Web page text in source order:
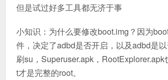
但是试过好多工具都无济于事
小知识：为什么要修改boot.img？因为
件，决定了adbd是否开启，以及adbd是
刷su，Superuser.apk，
t才是完整的root。